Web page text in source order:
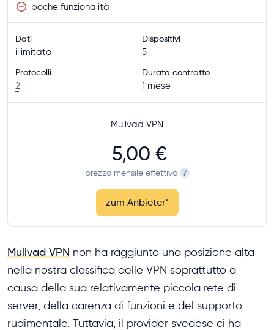
poche funzionalità
Dati
illimitato
Dispositivi
5
Protocolli
2
Durata contratto
1 mese
Mullvad VPN
5,00 €
prezzo mensile effettivo ?
zum Anbieter*
Mullvad VPN non ha raggiunto una posizione alta
nella nostra classifica delle VPN soprattutto a
causa della sua relativamente piccola rete di
server, della carenza di funzioni e del supporto
rudimentale. Tuttavia, il provider svedese ci ha